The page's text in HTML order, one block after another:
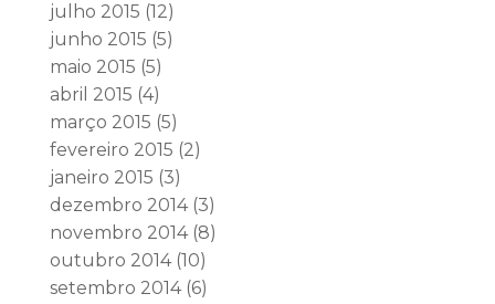
julho 2015 (12)
junho 2015 (5)
maio 2015 (5)
abril 2015 (4)
março 2015 (5)
fevereiro 2015 (2)
janeiro 2015 (3)
dezembro 2014(3)
novembro 2014(8)
outubro 2014(10)
setembro 2014(6)